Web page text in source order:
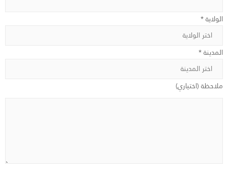
الولاية *
المدينة *
ملاحظة (اختياري)